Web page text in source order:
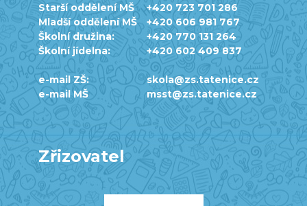
Starší oddělení MŠ
+420 723 701 286
Mladší oddělení MŠ
+420 606 981 767
Školní družina:
+420 770 131 264
Školní jídelna:
+420 602 409 837
e-mail ZŠ:
skola@zs.tatenice.cz
e-mail MŠ
msst@zs.tatenice.cz
Zřizovatel